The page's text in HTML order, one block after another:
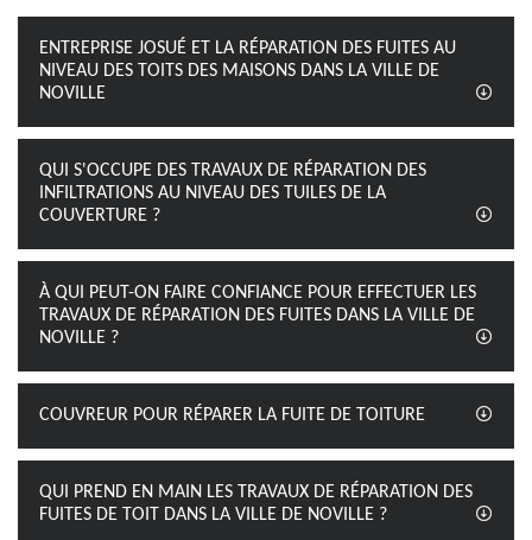
ENTREPRISE JOSUÉ ET LA RÉPARATION DES FUITES AU
NIVEAU DES TOITS DES MAISONS DANS LA VILLE DE
NOVILLE
QUI S'OCCUPE DES TRAVAUX DE RÉPARATION DES
INFILTRATIONS AU NIVEAU DES TUILES DE LA
COUVERTURE ?
À QUI PEUT-ON FAIRE CONFIANCE POUR EFFECTUER LES
TRAVAUX DE RÉPARATION DES FUITES DANS LA VILLE DE
NOVILLE ?
COUVREUR POUR RÉPARER LA FUITE DE TOITURE
QUI PREND EN MAIN LES TRAVAUX DE RÉPARATION DES
FUITES DE TOIT DANS LA VILLE DE NOVILLE ?